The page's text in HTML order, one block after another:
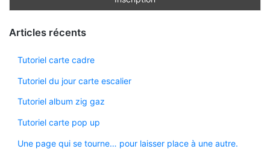
Articles récents
Tutoriel carte cadre
Tutoriel du jour carte escalier
Tutoriel album zig gaz
Tutoriel carte pop up
Une page qui se tourne… pour laisser place à une autre.